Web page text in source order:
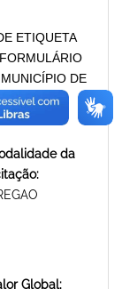
ETIQUETA
DE
(DOZE)
da
Global: